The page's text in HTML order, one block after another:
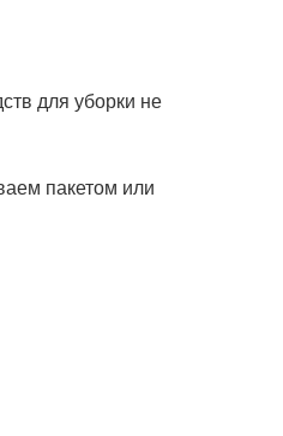
для уборки не
пакетом или